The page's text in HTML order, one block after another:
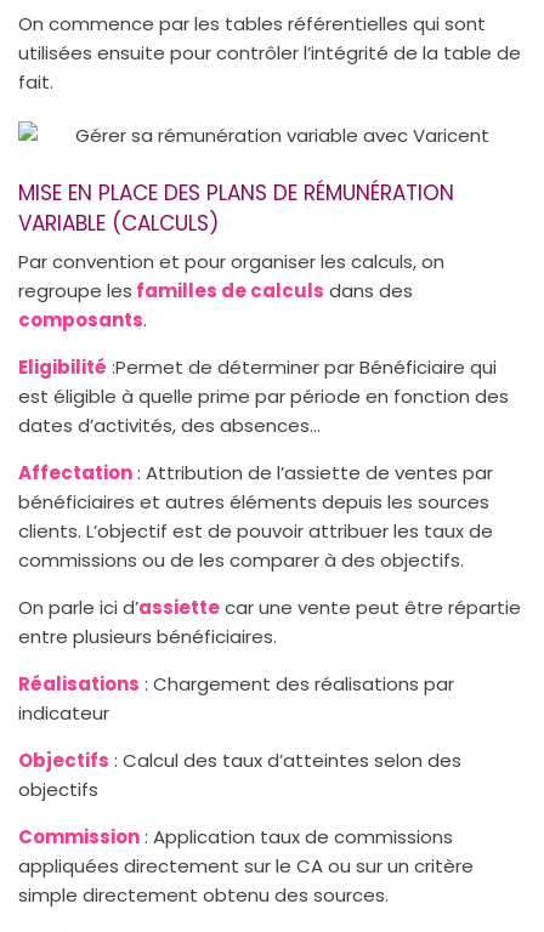
On commence par les tables référentielles qui sont
utilisées ensuite pour contrôler l’intégrité de la table de
fait.
MISE EN PLACE DES PLANS DE RÉMUNÉRATION
VARIABLE (CALCULS)
Par convention et pour organiser les calculs, on
regroupe les familles de calculs dans des
composants.
Eligibilité :Permet de déterminer par Bénéficiaire qui
est éligible à quelle prime par période en fonction des
dates d’activités, des absences…
Affectation: Attribution de l’assiette de ventes par
bénéficiaires et autres éléments depuis les sources
clients. L’objectif est de pouvoir attribuer les taux de
commissions ou de les comparer à des objectifs.
On parle ici d’assiettecar une vente peut être répartie
entre plusieurs bénéficiaires.
Réalisations : Chargement des réalisations par
indicateur
Objectifs : Calcul des taux d’atteintes selon des
objectifs
Commission: Application taux de commissions
appliquées directement sur le CA ou sur un critère
simple directement obtenu des sources.